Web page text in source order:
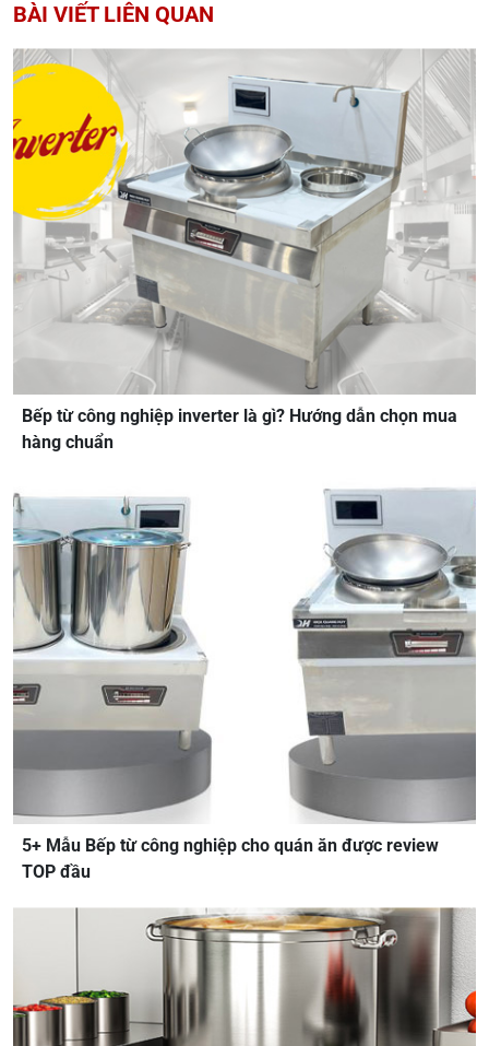
BÀI VIẾT LIÊN QUAN
Bếp từ công nghiệp inverter là gì? Hướng dẫn chọn mua
hàng chuẩn
5+ Mẫu Bếp từ công nghiệp cho quán ăn được review
TOP đầu